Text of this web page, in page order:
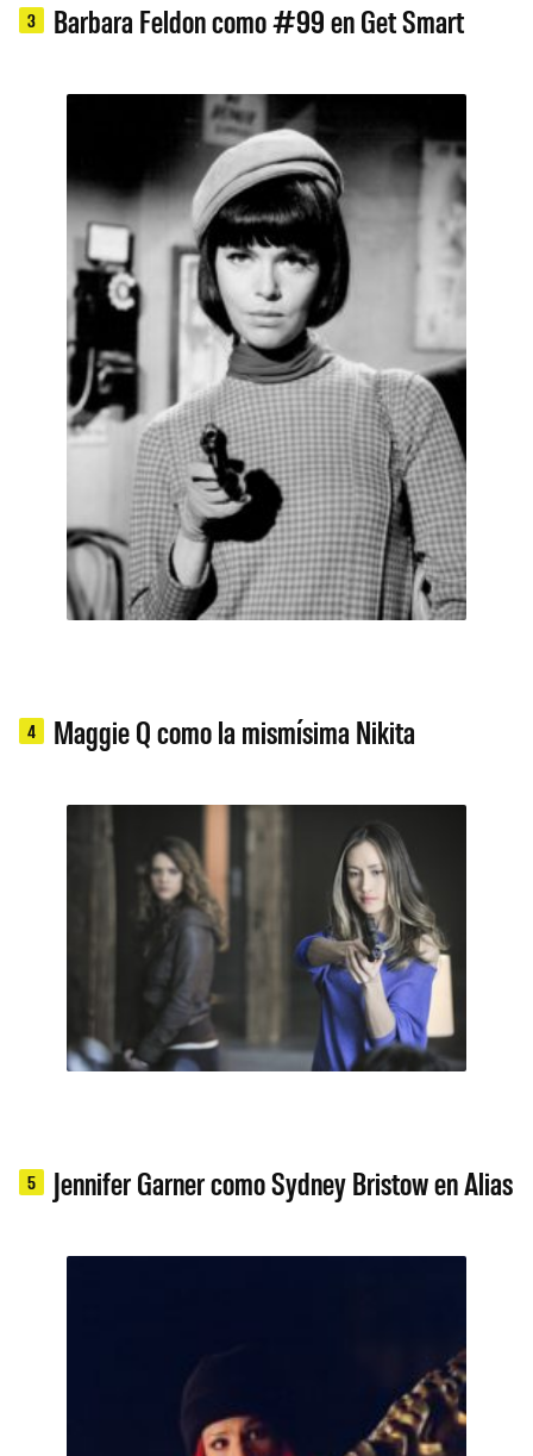
3 Barbara Feldon como #99 en Get Smart
4 Maggie Q como la mismísima Nikita
5 Jennifer Garner como Sydney Bristow en Alias